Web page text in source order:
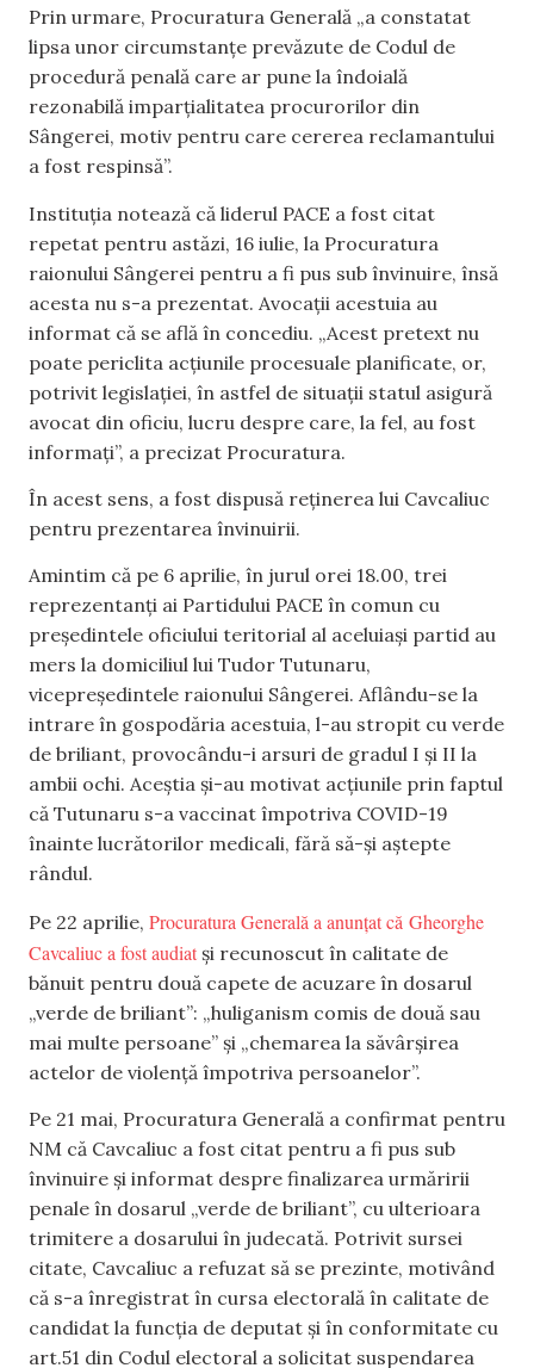
Prin urmare, Procuratura Generală „a constatat
lipsa unor circumstanțe prevăzute de Codul de
procedură penală care ar pune la îndoială
rezonabilă imparțialitatea procurorilor din
Sângerei, motiv pentru care cererea reclamantului
a fost respinsă”.
Instituția notează că liderul PACE a fost citat
repetat pentru astăzi, 16 iulie, la Procuratura
raionului Sângerei pentru a fi pus sub învinuire, însă
acesta nu s-a prezentat. Avocații acestuia au
informat că se află în concediu. „Acest pretext nu
poate periclita acțiunile procesuale planificate, or,
potrivit legislației, în astfel de situații statul asigură
avocat din oficiu, lucru despre care, la fel, au fost
informați”, a precizat Procuratura.
În acest sens, a fost dispusă reținerea lui Cavcaliuc
pentru prezentarea învinuirii.
Amintim că pe 6 aprilie, în jurul orei 18.00, trei
reprezentanți ai Partidului PACE în comun cu
preşedintele oficiului teritorial al aceluiași partid au
mers la domiciliul lui Tudor Tutunaru,
vicepreședintele raionului Sângerei. Aflându-se la
intrare în gospodăria acestuia, l-au stropit cu verde
de briliant, provocându-i arsuri de gradul I și II la
ambii ochi. Aceștia și-au motivat acțiunile prin faptul
că Tutunaru s-a vaccinat împotriva COVID-19
înainte lucrătorilor medicali, fără să-și aștepte
rândul.
Pe 22 aprilie, Procuratura Generală a anunțat că Gheorghe
Cavcaliuc a fost audiat și recunoscut în calitate de
bănuit pentru două capete de acuzare în dosarul
„verde de briliant”: „huliganism comis de două sau
mai multe persoane” și „chemarea la săvârșirea
actelor de violență împotriva persoanelor”.
Pe 21 mai, Procuratura Generală a confirmat pentru
NM că Cavcaliuc a fost citat pentru a fi pus sub
învinuire și informat despre finalizarea urmăririi
penale în dosarul „verde de briliant”, cu ulterioara
trimitere a dosarului în judecată. Potrivit sursei
citate, Cavcaliuc a refuzat să se prezinte, motivând
că s-a înregistrat în cursa electorală în calitate de
candidat la funcția de deputat și în conformitate cu
art.51 din Codul electoral a solicitat suspendarea